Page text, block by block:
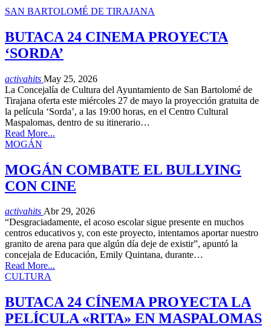
SAN BARTOLOMÉ DE TIRAJANA
BUTACA 24 CINEMA PROYECTA
‘SORDA’
activahits May 25, 2026
La Concejalía de Cultura del Ayuntamiento de San Bartolomé de
Tirajana oferta este miércoles 27 de mayo la proyección gratuita de
la película ‘Sorda’, a las 19:00 horas, en el Centro Cultural
Maspalomas, dentro de su itinerario…
Read More...
MOGÁN
MOGÁN COMBATE EL BULLYING
CON CINE
activahits Abr 29, 2026
“Desgraciadamente, el acoso escolar sigue presente en muchos
centros educativos y, con este proyecto, intentamos aportar nuestro
granito de arena para que algún día deje de existir”, apuntó la
concejala de Educación, Emily Quintana, durante…
Read More...
CULTURA
BUTACA 24 CÍNEMA PROYECTA LA
PELÍCULA «RITA» EN MASPALOMAS